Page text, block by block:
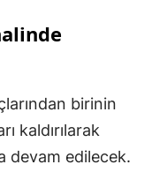
birinin
kaldırılarak
devam edilecek.